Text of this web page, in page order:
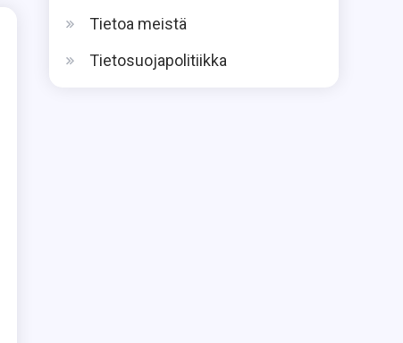
Tietoa meistä
Tietosuojapolitiikka